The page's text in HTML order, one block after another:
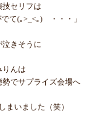
技セリフは
て(｡>_<｡) ・・・」
きそうに
りんは
でサプライズ会場へ
まいました（笑）